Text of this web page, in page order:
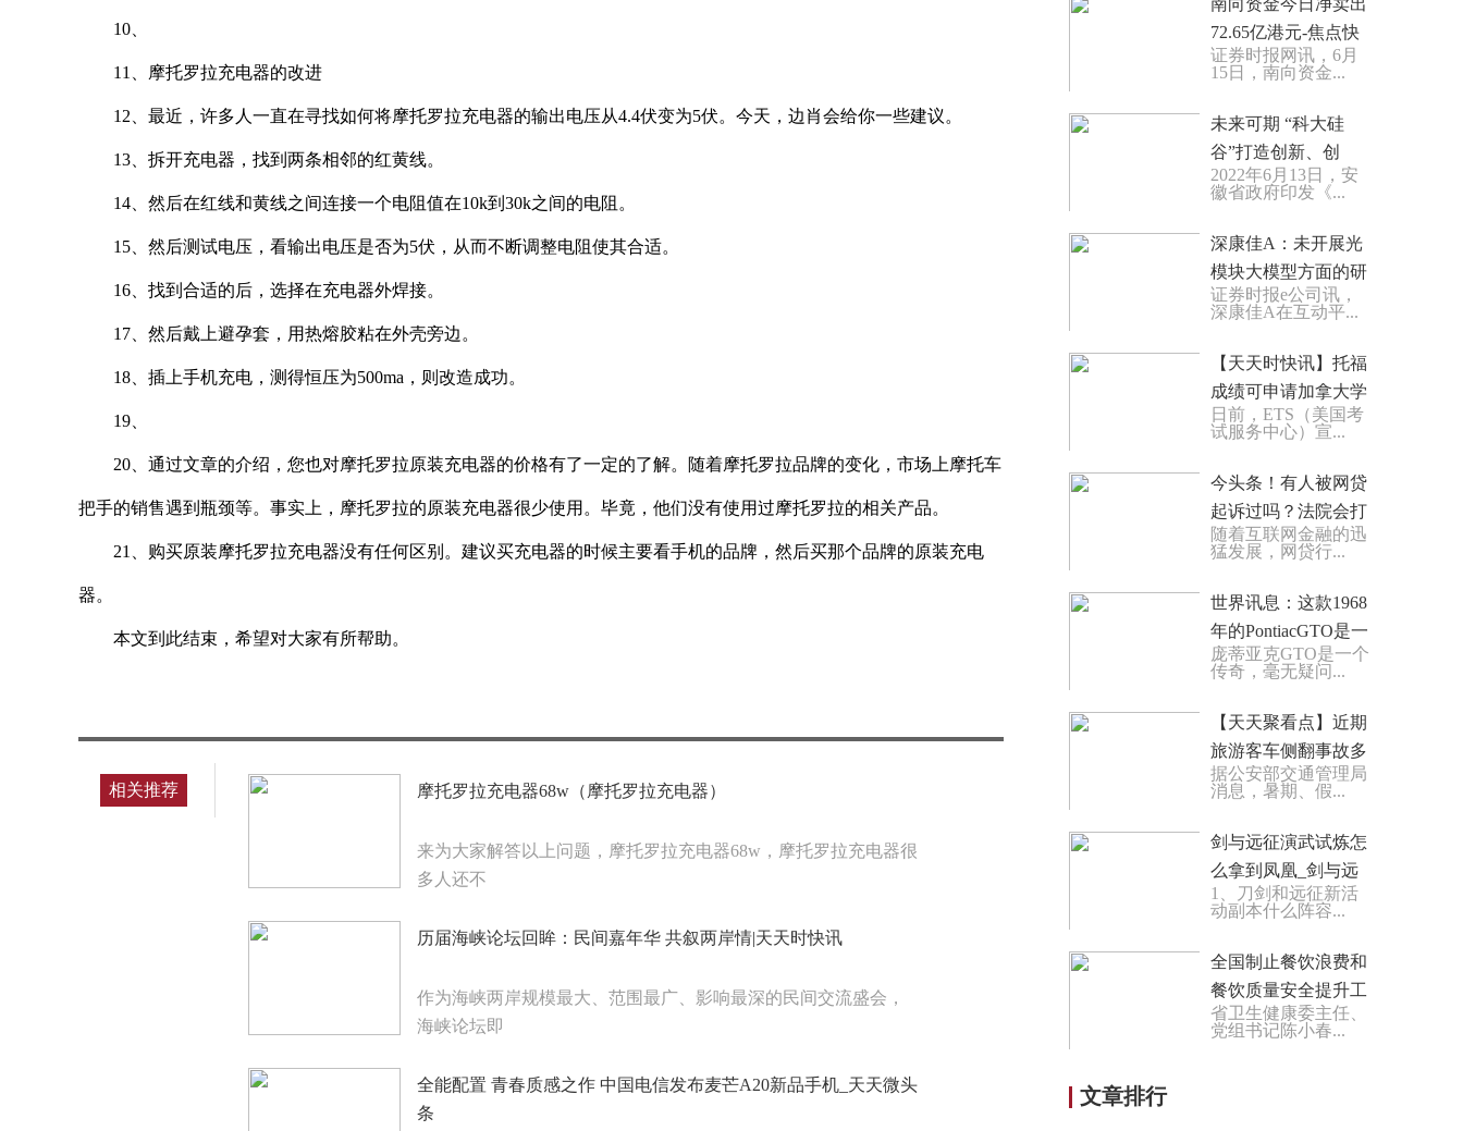
10、
11、摩托罗拉充电器的改进
12、最近，许多人一直在寻找如何将摩托罗拉充电器的输出电压从4.4伏变为5伏。今天，边肖会给你一些建议。
13、拆开充电器，找到两条相邻的红黄线。
14、然后在红线和黄线之间连接一个电阻值在10k到30k之间的电阻。
15、然后测试电压，看输出电压是否为5伏，从而不断调整电阻使其合适。
16、找到合适的后，选择在充电器外焊接。
17、然后戴上避孕套，用热熔胶粘在外壳旁边。
18、插上手机充电，测得恒压为500ma，则改造成功。
19、
20、通过文章的介绍，您也对摩托罗拉原装充电器的价格有了一定的了解。随着摩托罗拉品牌的变化，市场上摩托车
把手的销售遇到瓶颈等。事实上，摩托罗拉的原装充电器很少使用。毕竟，他们没有使用过摩托罗拉的相关产品。
21、购买原装摩托罗拉充电器没有任何区别。建议买充电器的时候主要看手机的品牌，然后买那个品牌的原装充电
器。
本文到此结束，希望对大家有所帮助。
相关推荐 摩托罗拉充电器68w（摩托罗拉充电器）
来为大家解答以上问题，摩托罗拉充电器68w，摩托罗拉充电器很
多人还不
历届海峡论坛回眸：民间嘉年华 共叙两岸情|天天时快讯
作为海峡两岸规模最大、范围最广、影响最深的民间交流盛会，
海峡论坛即
全能配置 青春质感之作 中国电信发布麦芒A20新品手机_天天微头
条
南向资金今日净卖出
72.65亿港元-焦点快
报
证券时报网讯，6月
15日，南向资金...
未来可期 “科大硅
谷”打造创新、创
业、创造的圆梦之谷
2022年6月13日，安
徽省政府印发《...
深康佳A：未开展光
模块大模型方面的研
发-全球热头条
证券时报e公司讯，
深康佳A在互动平...
【天天时快讯】托福
成绩可申请加拿大学
生直入计划
日前，ETS（美国考
试服务中心）宣...
今头条！有人被网贷
起诉过吗？法院会打
电话给调解吗？
随着互联网金融的迅
猛发展，网贷行...
世界讯息：这款1968
年的PontiacGTO是一
辆寻找爱情的轻便轿
庞蒂亚克GTO是一个
传奇，毫无疑问...
【天天聚看点】近期
旅游客车侧翻事故多
发，公安部交管局提
据公安部交通管理局
消息，暑期、假...
剑与远征演武试炼怎
么拿到凤凰_剑与远
征演武试炼
1、刀剑和远征新活
动副本什么阵容...
全国制止餐饮浪费和
餐饮质量安全提升工
作会在泉州召开
省卫生健康委主任、
党组书记陈小春...
文章排行